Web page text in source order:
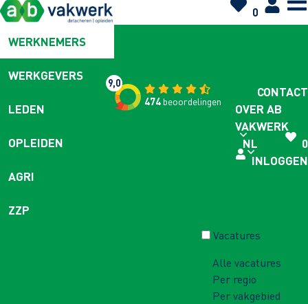
0
WERKNEMERS
WERKGEVERS
LEDEN
OPLEIDEN
AGRI
ZZP
9,0
474beoordelingen
CONTACT
OVER AB
VAKWERK
NL
0
INLOGGEN
Vacatures
Alle vacatures
Per regio
Per vakgebied